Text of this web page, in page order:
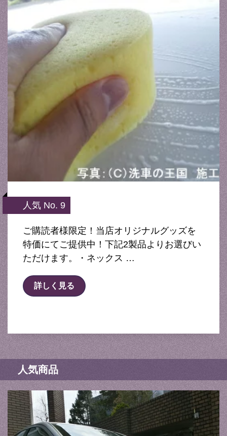
人気 No. 9
ご購読者様限定！当店オリジナルグッズを
特価にてご提供中！下記2製品よりお選びい
ただけます。・ネックス …
詳しく見る
人気商品